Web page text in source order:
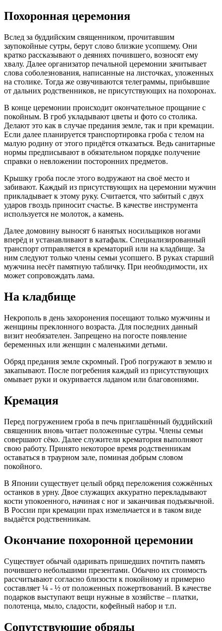
Похоронная церемония
Вслед за буддийским священником, прочитавшим
заупокойные сутры, берут слово близкие усопшему. Они
кратко рассказывают о деяниях почившего, возносят ему
хвалу. Далее организатор печальной церемонии зачитывает
слова соболезнования, написанные на листочках, уложенных
на столике. Тогда же озвучиваются телеграммы, прибывшие
от дальних родственников, не присутствующих на похоронах.
В конце церемонии происходит окончательное прощание с
покойным. В гроб укладывают цветы и фото со столика.
Делают это как в случае предания земле, так и при кремации.
Если далее планируется транспортировка гроба с телом на
малую родину от этого придётся отказаться. Ведь санитарные
нормы предписывают в обязательном порядке получение
справки о невложении посторонних предметов.
Крышку гроба после этого водружают на своё место и
забивают. Каждый из присутствующих на церемонии мужчин
прикладывает к этому руку. Считается, что забитый с двух
ударов гвоздь приносит счастье. В качестве инструмента
используется не молоток, а камень.
Далее домовину выносят 6 нанятых носильщиков ногами
вперёд и устанавливают в катафалк. Специализированный
транспорт отправляется в крематорий или на кладбище. За
ним следуют только члены семьи усопшего. В руках старший
мужчина несёт памятную табличку. При необходимости, их
может сопровождать лама.
На кладбище
Некрополь в день захоронения посещают только мужчины и
женщины преклонного возраста. Для последних данный
визит необязателен. Запрещено на погосте появление
беременных или женщин с маленькими детьми.
Обряд предания земле скромный. Гроб погружают в землю и
закапывают. После погребения каждый из присутствующих
омывает руки и окуривается ладаном или благовониями.
Кремация
Перед погружением гроба в печь приглашённый буддийский
священник вновь читает положенные сутры. Члены семьи
совершают сёко. Далее служители крематория выполняют
свою работу. Принято некоторое время родственникам
оставаться в траурном зале, поминая добрым словом
покойного.
В Японии существует целый обряд переложения сожжённых
останков в урну. Двое служащих аккуратно перекладывают
кости упокоенного, начиная с ног и заканчивая подъязычной.
В России при кремации прах измельчается и в таком виде
выдаётся родственникам.
Окончание похоронной церемонии
Существует обычай одаривать пришедших почтить память
почившего небольшими презентами. Обычно их стоимость
рассчитывают согласно близости к покойному и примерно
составляет ¼ - ½ от положенных пожертвований. В качестве
подарков выступают вещи нужные в хозяйстве – платки,
полотенца, мыло, сладости, кофейный набор и т.п.
Сопутствующие обряды